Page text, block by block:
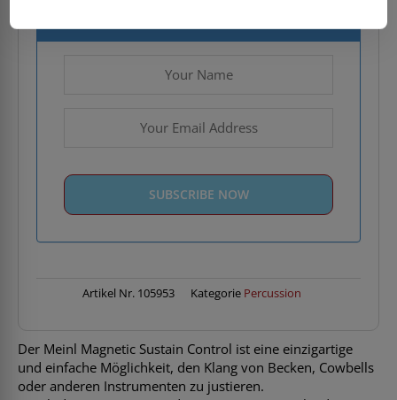
Artikel Nr. 105953 Kategorie Percussion
Der Meinl Magnetic Sustain Control ist eine einzigartige
und einfache Möglichkeit, den Klang von Becken, Cowbells
oder anderen Instrumenten zu justieren.